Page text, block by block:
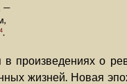
—
4.
произведениях о
жизней. Новая